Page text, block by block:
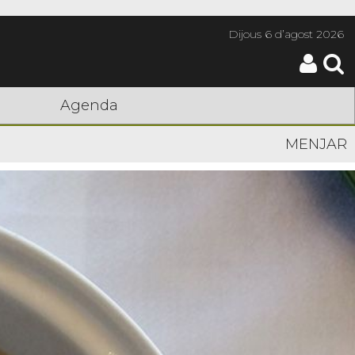
Dijous6 d’agost 2026
Agenda
MENJAR